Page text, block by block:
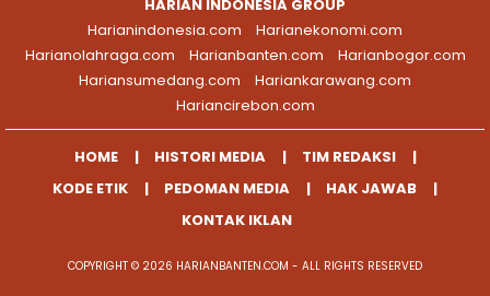
HARIAN INDONESIA GROUP
Harianindonesia.com
Harianekonomi.com
Harianolahraga.com
Harianbanten.com
Harianbogor.com
Hariansumedang.com
Hariankarawang.com
Hariancirebon.com
HOME HISTORI MEDIA
TIM REDAKSI
KODE ETIK
PEDOMAN MEDIA
HAK JAWAB
KONTAK IKLAN
COPYRIGHT © 2026 HARIANBANTEN.COM - ALL RIGHTS RESERVED